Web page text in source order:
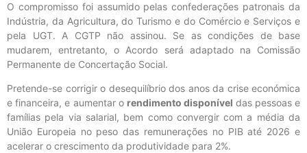
O compromisso foi assumido pelas confederações patronais da
Indústria, da Agricultura, do Turismo e do Comércio e Serviços e
pela UGT. A CGTP não assinou. Se as condições de base
mudarem, entretanto, o Acordo será adaptado na Comissão
Permanente de Concertação Social.
Pretende-se corrigir o desequilíbrio dos anos da crise económica
e financeira, e aumentar o rendimento disponível das pessoas e
famílias pela via salarial, bem como convergir com a média da
União Europeia no peso das remunerações no PIB até 2026 e
acelerar o crescimento da produtividade para 2%.